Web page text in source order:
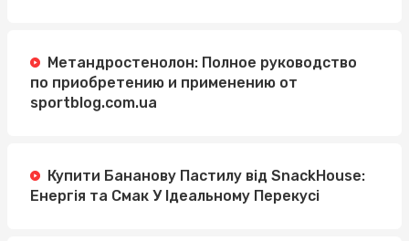
Метандростенолон: Полное руководство
по приобретению и применению от
sportblog.com.ua
Купити Бананову Пастилу від SnackHouse:
Енергія та Смак У Ідеальному Перекусі